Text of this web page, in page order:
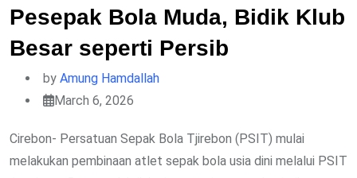
Pesepak Bola Muda, Bidik Klub
Besar seperti Persib
by Amung Hamdallah
March 6, 2026
Cirebon- Persatuan Sepak Bola Tjirebon (PSIT) mulai
melakukan pembinaan atlet sepak bola usia dini melalui PSIT